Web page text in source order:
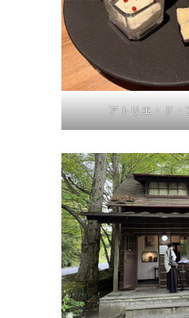
アトリエ・ド・